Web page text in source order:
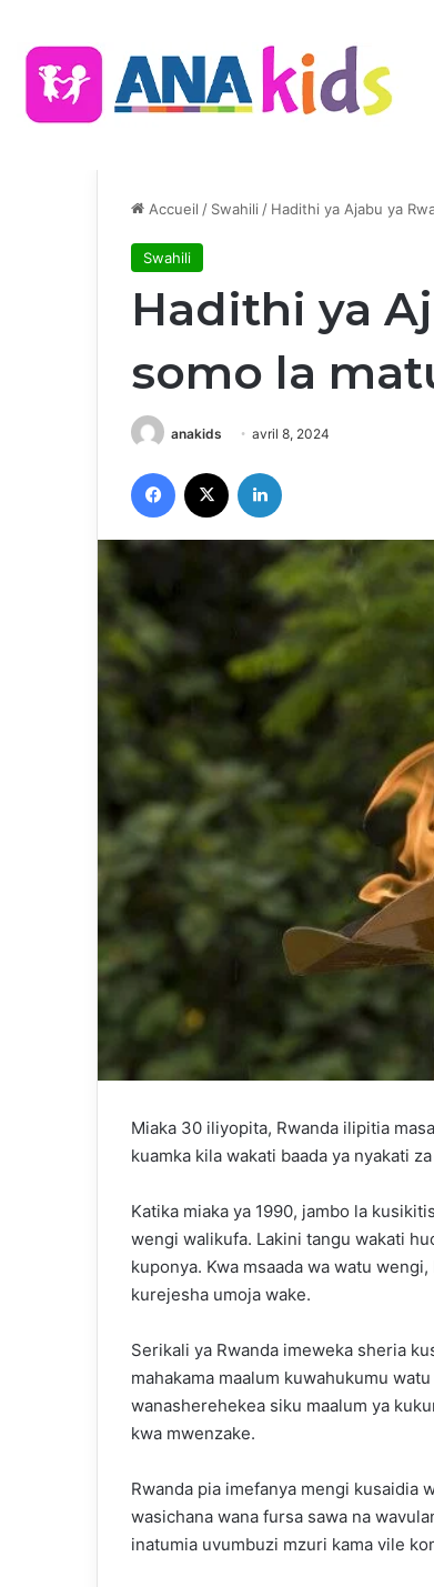
Accueil / Swahili / Hadithi ya Ajabu ya
Swahili
Hadithi ya
somo la
anakids avril 8, 2024
Facebook
Miaka 30 iliyopita, Rwanda ilipitia
kuamka kila wakati baada ya nyakati
Katika miaka ya 1990, jambo la
wengi walikufa. Lakini tangu wakati
kuponya. Kwa msaada wa watu
kurejesha umoja wake.
Serikali ya Rwanda imeweka sheria
mahakama maalum kuwahukumu
wanasherehekea siku maalum ya
kwa mwenzake.
Rwanda pia imefanya mengi kusaidia
wasichana wana fursa sawa na
inatumia uvumbuzi mzuri kama vile